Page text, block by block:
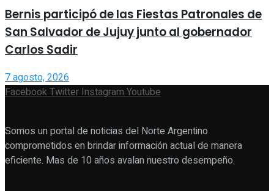
Bernis participó de las Fiestas Patronales de
San Salvador de Jujuy junto al gobernador
Carlos Sadir
7 agosto, 2026
FacebookTwitterInstagramYoutube
Somos un portal de noticias del Norte Argentino
comprometidos en brindar información actual de manera
eficiente. Mas de 10 años avalan nuestro desempeño.